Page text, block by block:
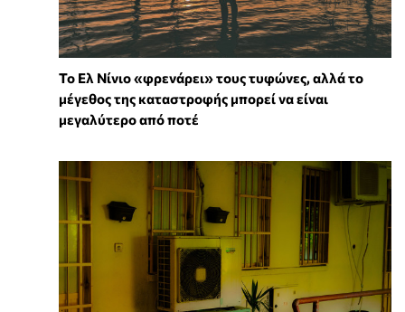
Το Ελ Νίνιο «φρενάρει» τους τυφώνες, αλλά το
μέγεθος της καταστροφής μπορεί να είναι
μεγαλύτερο από ποτέ